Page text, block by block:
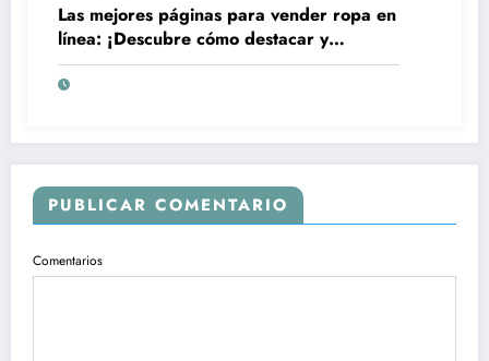
Las mejores páginas para vender ropa en
línea: ¡Descubre cómo destacar y
aumentar tus ventas!
PUBLICAR COMENTARIO
Comentarios